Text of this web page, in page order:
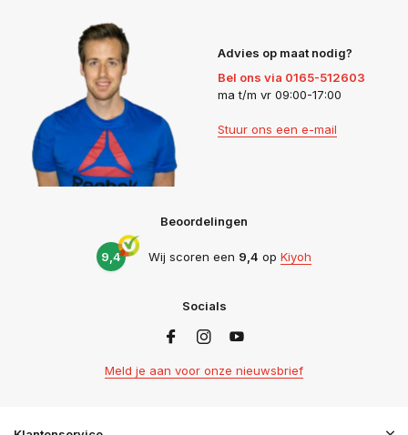
Advies op maat nodig?
Bel ons via 0165-512603
ma t/m vr 09:00-17:00
Stuur ons een e-mail
Beoordelingen
9,4 Wij scoren een 9,4 op Kiyoh
Socials
Meld je aan voor onze nieuwsbrief